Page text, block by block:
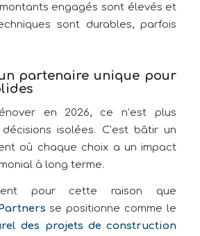
engagés sont élevés et
sont durables, parfois
partenaire unique pour
en 2026, ce n’est plus
isolées. C’est bâtir un
où chaque choix a un impact
à long terme.
pour cette raison que
se positionne comme le
des projets de construction